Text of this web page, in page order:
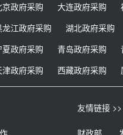
京政府采购 大连政府采购
龙江政府采购
湖北政府采购
夏政府采购 青岛政府采购
津政府采购 西藏政府采购
友情链接 >>
财政部